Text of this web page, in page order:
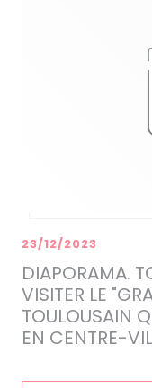
DIAPORAMA.
VISITER LE
TOULOUSAIN
EN CENTRE-
23/12/2023